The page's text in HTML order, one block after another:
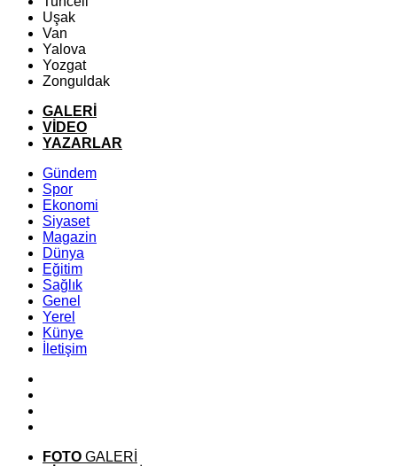
Uşak
Van
Yalova
Yozgat
Zonguldak
GALERİ
VİDEO
YAZARLAR
Gündem
Spor
Ekonomi
Siyaset
Magazin
Dünya
Eğitim
Sağlık
Genel
Yerel
Künye
İletişim
FOTO GALERİ